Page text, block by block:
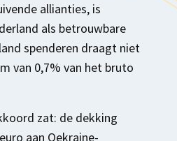
allianties, is
als betrouwbare
spenderen draagt niet
van 0,7% van het bruto
zat: de dekking
aan Oekraine-